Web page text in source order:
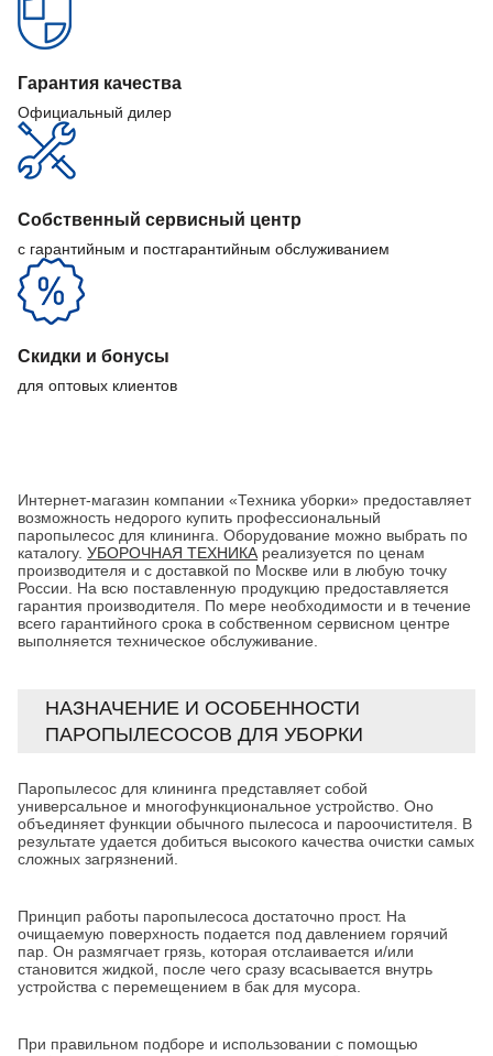
Гарантия качества
Официальный дилер
Собственный сервисный центр
с гарантийным и постгарантийным обслуживанием
Скидки и бонусы
для оптовых клиентов
Интернет-магазин компании «Техника уборки» предоставляет
возможность недорого купить профессиональный
паропылесос для клининга. Оборудование можно выбрать по
каталогу. УБОРОЧНАЯ ТЕХНИКАреализуется по ценам
производителя и с доставкой по Москве или в любую точку
России. На всю поставленную продукцию предоставляется
гарантия производителя. По мере необходимости и в течение
всего гарантийного срока в собственном сервисном центре
выполняется техническое обслуживание.
НАЗНАЧЕНИЕ И ОСОБЕННОСТИ
ПАРОПЫЛЕСОСОВ ДЛЯ УБОРКИ
Паропылесос для клининга представляет собой
универсальное и многофункциональное устройство. Оно
объединяет функции обычного пылесоса и пароочистителя. В
результате удается добиться высокого качества очистки самых
сложных загрязнений.
Принцип работы паропылесоса достаточно прост. На
очищаемую поверхность подается под давлением горячий
пар. Он размягчает грязь, которая отслаивается и/или
становится жидкой, после чего сразу всасывается внутрь
устройства с перемещением в бак для мусора.
При правильном подборе и использовании с помощью